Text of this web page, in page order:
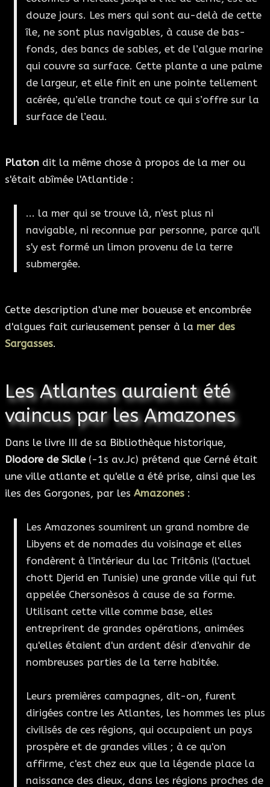
douze jours. Les mers qui sont au-delà de cette
île, ne sont plus navigables, à cause de bas-
fonds, des bancs de sables, et de l’algue marine
qui couvre sa surface. Cette plante a une palme
de largeur, et elle finit en une pointe tellement
acérée, qu’elle tranche tout ce qui s’offre sur la
surface de l’eau.
Platon dit la même chose à propos de la mer ou
s'était abîmée l'Atlantide :
... la mer qui se trouve là, n'est plus ni
navigable, ni reconnue par personne, parce qu'il
s'y est formé un limon provenu de la terre
submergée.
Cette description d'une mer boueuse et encombrée
d'algues fait curieusement penser à la mer des
Sargasses.
Les Atlantes auraient été
vaincus par les Amazones
Dans le livre III de sa Bibliothèque historique,
Diodore de Sicile(-1s av.Jc) prétend que Cerné était
une ville atlante et qu'elle a été prise, ainsi que les
iles des Gorgones, par les Amazones :
Les Amazones soumirent un grand nombre de
Libyens et de nomades du voisinage et elles
fondèrent à l'intérieur du lac Tritônis (l'actuel
chott Djerid en Tunisie) une grande ville qui fut
appelée Chersonèsos à cause de sa forme.
Utilisant cette ville comme base, elles
entreprirent de grandes opérations, animées
qu'elles étaient d'un ardent désir d'envahir de
nombreuses parties de la terre habitée.
Leurs premières campagnes, dit-on, furent
dirigées contre les Atlantes, les hommes les plus
civilisés de ces régions, qui occupaient un pays
prospère et de grandes villes ; à ce qu'on
affirme, c'est chez eux que la légende place la
naissance des dieux, dans les régions proches de